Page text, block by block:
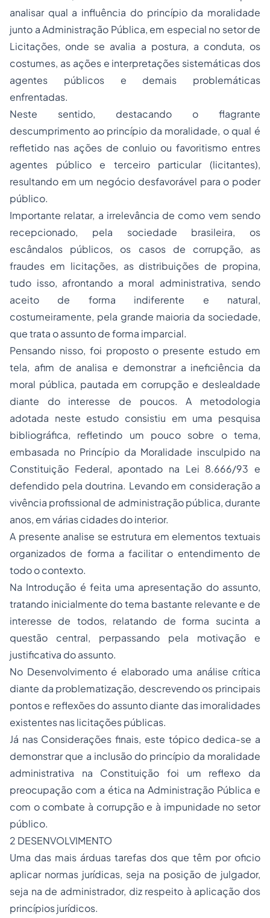
analisar qual a influência do princípio da moralidade
junto a Administração Pública, em especial no setor de
Licitações, onde se avalia a postura, a conduta, os
costumes, as ações e interpretações sistemáticas dos
agentes públicos e demais problemáticas
enfrentadas.
Neste sentido, destacando o flagrante
descumprimento ao princípio da moralidade, o qual é
refletido nas ações de conluio ou favoritismo entres
agentes público e terceiro particular (licitantes),
resultando em um negócio desfavorável para o poder
público.
Importante relatar, a irrelevância de como vem sendo
recepcionado, pela sociedade brasileira, os
escândalos públicos, os casos de corrupção, as
fraudes em licitações, as distribuições de propina,
tudo isso, afrontando a moral administrativa, sendo
aceito de forma indiferente e natural,
costumeiramente, pela grande maioria da sociedade,
que trata o assunto de forma imparcial.
Pensando nisso, foi proposto o presente estudo em
tela, afim de analisa e demonstrar a ineficiência da
moral pública, pautada em corrupção e deslealdade
diante do interesse de poucos. A metodologia
adotada neste estudo consistiu em uma pesquisa
bibliográfica, refletindo um pouco sobre o tema,
embasada no Princípio da Moralidade insculpido na
Constituição Federal, apontado na Lei 8.666/93 e
defendido pela doutrina. Levando em consideração a
vivência profissional de administração pública, durante
anos, em várias cidades do interior.
A presente analise se estrutura em elementos textuais
organizados de forma a facilitar o entendimento de
todo o contexto.
Na Introdução é feita uma apresentação do assunto,
tratando inicialmente do tema bastante relevante e de
interesse de todos, relatando de forma sucinta a
questão central, perpassando pela motivação e
justificativa do assunto.
No Desenvolvimento é elaborado uma análise crítica
diante da problematização, descrevendo os principais
pontos e reflexões do assunto diante das imoralidades
existentes nas licitações públicas.
Já nas Considerações finais, este tópico dedica-se a
demonstrar que a inclusão do princípio da moralidade
administrativa na Constituição foi um reflexo da
preocupação com a ética na Administração Pública e
com o combate à corrupção e à impunidade no setor
público.
2 DESENVOLVIMENTO
Uma das mais árduas tarefas dos que têm por oficio
aplicar normas jurídicas, seja na posição de julgador,
seja na de administrador, diz respeito à aplicação dos
princípios jurídicos.